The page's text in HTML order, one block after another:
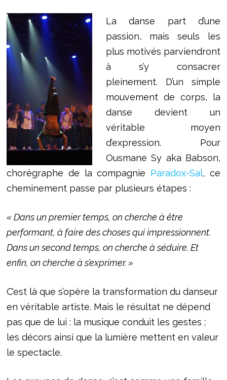
La danse part d’une
passion, mais seuls les
plus motivés parviendront
à s’y consacrer
pleinement. D’un simple
mouvement de corps, la
danse devient un
véritable moyen
d’expression. Pour
Ousmane Sy aka Babson,
chorégraphe de la compagnie Paradox-Sal, ce
cheminement passe par plusieurs étapes :
« Dans un premier temps, on cherche à être
performant, à faire des choses qui impressionnent.
Dans un second temps, on cherche à séduire. Et
enfin, on cherche à s’exprimer. »
C’est là que s’opère la transformation du danseur
en véritable artiste. Mais le résultat ne dépend
pas que de lui : la musique conduit les gestes ;
les décors ainsi que la lumière mettent en valeur
le spectacle.